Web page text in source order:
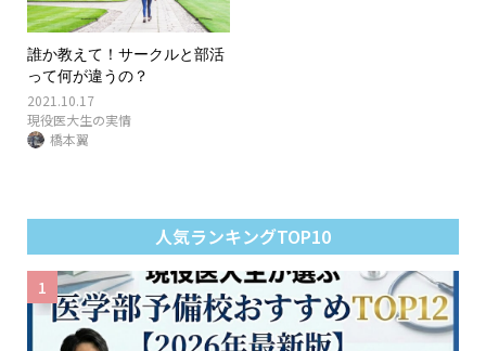
誰か教えて！サークルと部活
って何が違うの？
2021.10.17
現役医大生の実情
橋本翼
人気ランキングTOP10
1